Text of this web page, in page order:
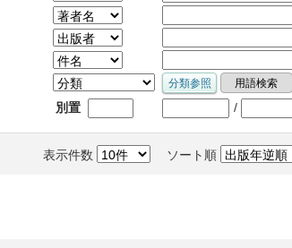
別置 /
表示件数 ソート順